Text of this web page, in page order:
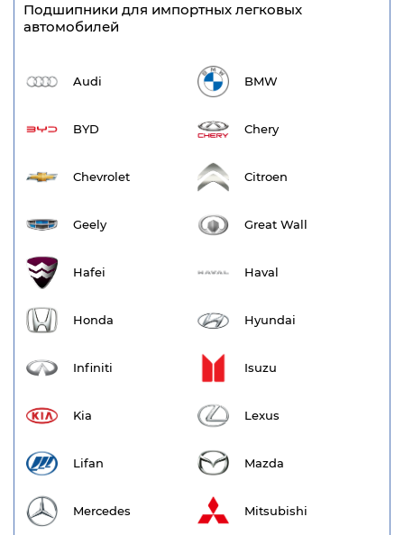
Подшипники для импортных легковых
автомобилей
Audi BMW
BYD Chery
Chevrolet Citroen
Geely Great Wall
Hafei Haval
Honda Hyundai
Infiniti Isuzu
Kia Lexus
Lifan Mazda
Mercedes Mitsubishi